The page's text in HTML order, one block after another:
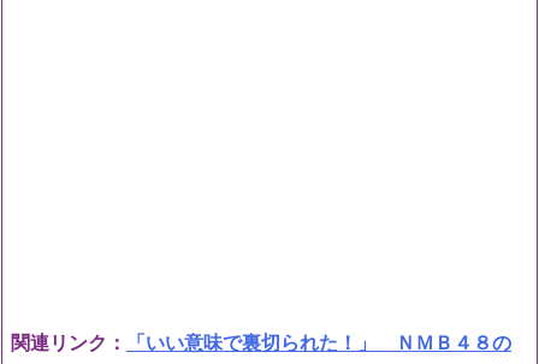
関連リンク：
「いい意味で裏切られた！」 ＮＭＢ４８の